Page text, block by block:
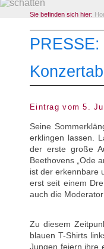
Sie befinden sich hier:
Eintrag vom 5.
Seine
erklingen lassen.
der erste große
Beethovens „Ode
ist der erkennbare
erst seit einem
auch die
Zu diesem
blauen T-Shirts
Jungen feiern ihre